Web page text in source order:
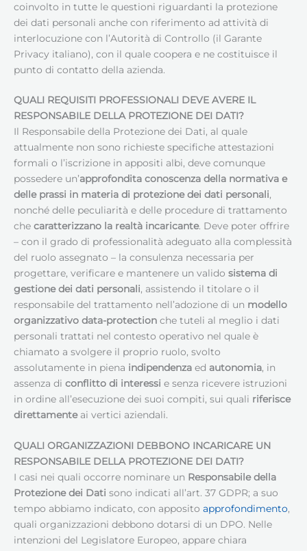
coinvolto in tutte le questioni riguardanti la protezione
dei dati personali anche con riferimento ad attività di
interlocuzione con l’Autorità di Controllo (il Garante
Privacy italiano), con il quale coopera e ne costituisce il
punto di contatto della azienda.
QUALI REQUISITI PROFESSIONALI DEVE AVERE IL
RESPONSABILE DELLA PROTEZIONE DEI DATI?
Il Responsabile della Protezione dei Dati, al quale
attualmente non sono richieste specifiche attestazioni
formali o l’iscrizione in appositi albi, deve comunque
possedere un’approfondita conoscenza della normativa e
delle prassi in materia di protezione dei dati personali,
nonché delle peculiarità e delle procedure di trattamento
che caratterizzano la realtà incaricante. Deve poter offrire
– con il grado di professionalità adeguato alla complessità
del ruolo assegnato – la consulenza necessaria per
progettare, verificare e mantenere un valido sistema di
gestione dei dati personali, assistendo il titolare o il
responsabile del trattamento nell’adozione di un modello
organizzativo data-protection che tuteli al meglio i dati
personali trattati nel contesto operativo nel quale è
chiamato a svolgere il proprio ruolo, svolto
assolutamente in piena indipendenza ed autonomia, in
assenza di conflitto di interessi e senza ricevere istruzioni
in ordine all’esecuzione dei suoi compiti, sui quali riferisce
direttamenteai vertici aziendali.
QUALI ORGANIZZAZIONI DEBBONO INCARICARE UN
RESPONSABILE DELLA PROTEZIONE DEI DATI?
I casi nei quali occorre nominare un Responsabile della
Protezione dei Dati sono indicati all’art. 37 GDPR; a suo
tempo abbiamo indicato, con apposito approfondimento,
quali organizzazioni debbono dotarsi di un DPO. Nelle
intenzioni del Legislatore Europeo, appare chiara